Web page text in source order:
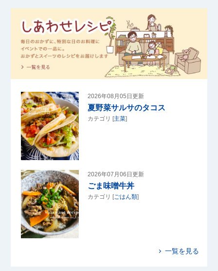
2026年08月05日更新
夏野菜サルサのタコス
カテゴリ [主菜]
2026年07月06日更新
ごま味噌牛丼
カテゴリ [ごはん類]
一覧を見る